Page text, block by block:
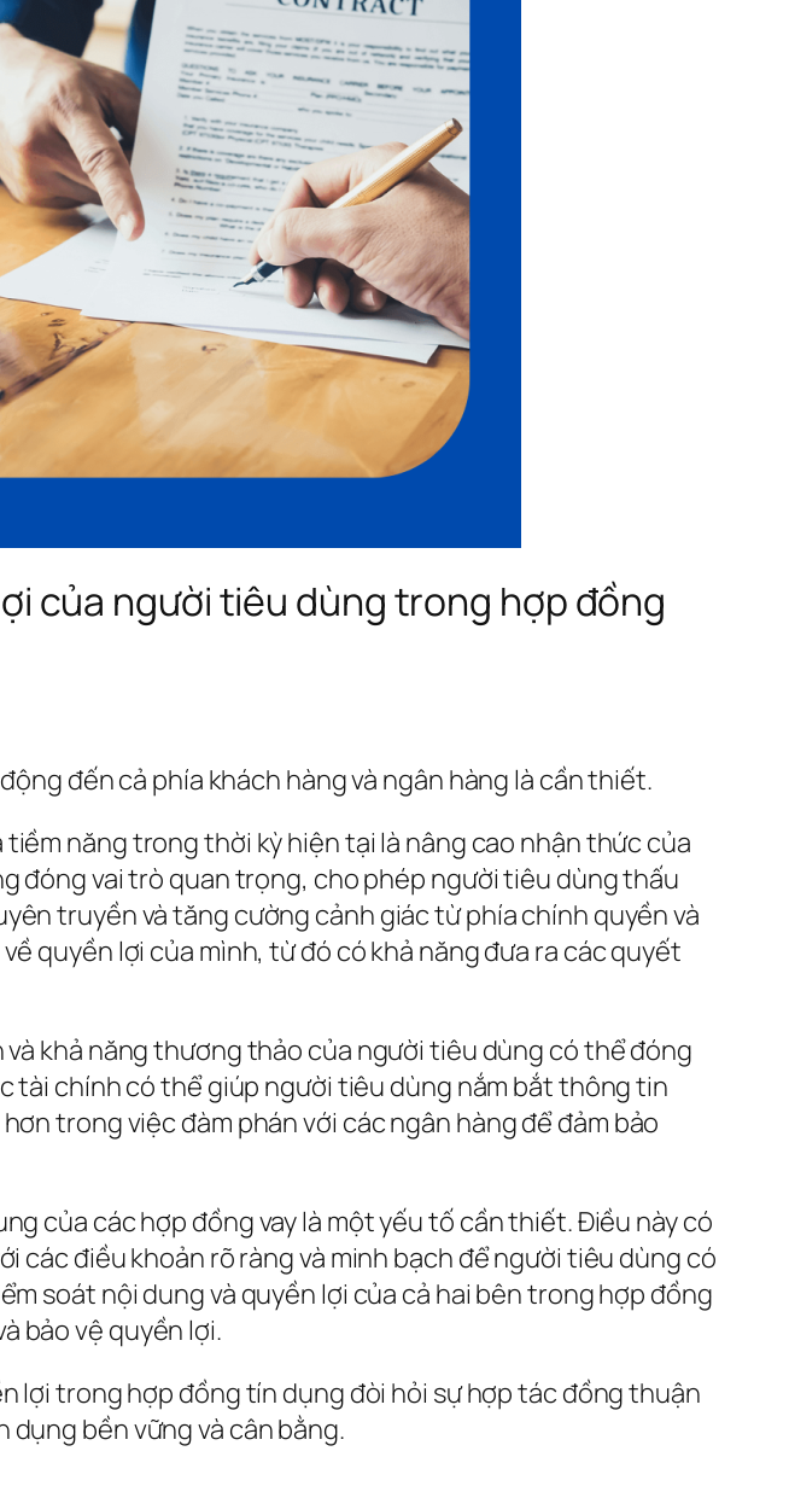
của người tiêu dùng trong hợp đồng
đến cả phía khách hàng và ngân hàng là cần thiết.
năng trong thời kỳ hiện tại là nâng cao nhận thức của
đóng vai trò quan trọng, cho phép người tiêu dùng thấu
truyền và tăng cường cảnh giác từ phía chính quyền và
quyền lợi của mình, từ đó có khả năng đưa ra các quyết
khả năng thương thảo của người tiêu dùng có thể đóng
tài chính có thể giúp người tiêu dùng nắm bắt thông tin
trong việc đàm phán với các ngân hàng để đảm bảo
của các hợp đồng vay là một yếu tố cần thiết. Điều này có
các điều khoản rõ ràng và minh bạch để người tiêu dùng có
soát nội dung và quyền lợi của cả hai bên trong hợp đồng
bảo vệ quyền lợi.
lợi trong hợp đồng tín dụng đòi hỏi sự hợp tác đồng thuận
bền vững và cân bằng.